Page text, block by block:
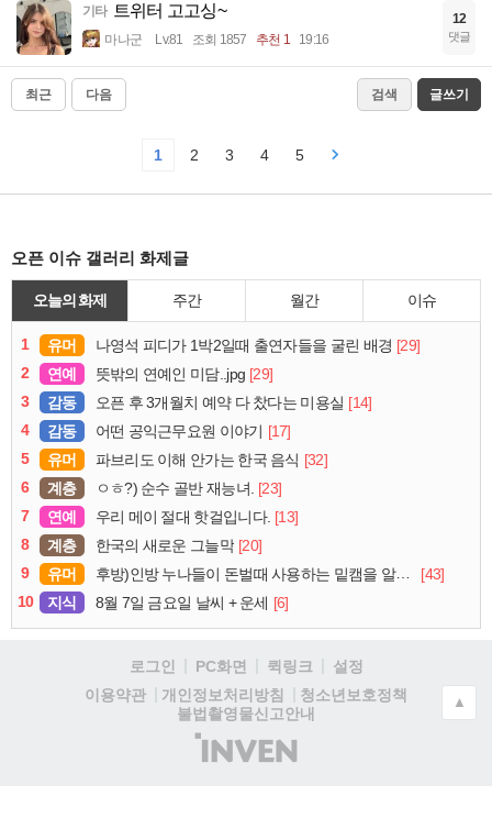
기타 트위터 고고싱~
마나군 Lv.81 조회 1857 추천 1 19:16
12
댓글
최근 다음 검색 글쓰기
1 2 3 4 5
오픈 이슈 갤러리 화제글
오늘의 화제 주간 월간 이슈
1 유머 나영석 피디가 1박2일때 출연자들을 굴린 배경 [29]
2
연예 뜻밖의 연예인 미담..jpg [29]
3
감동 오픈 후 3개월치 예약 다 찼다는 미용실 [14]
4
감동 어떤 공익근무요원 이야기 [17]
5
유머 파브리도 이해 안가는 한국 음식 [32]
6
계층 ㅇㅎ?) 순수 골반 재능녀. [23]
7
연예 우리 메이 절대 핫걸입니다. [13]
8
계층 한국의 새로운 그늘막 [20]
9
유머 후방)인방 누나들이 돈벌때 사용하는 밑캠을 알아보자
[43]
10
지식 8월 7일 금요일 날씨 + 운세 [6]
로그인 PC화면 퀵링크
설정
이용약관
개인정보처리방침
청소년보호정책
불법촬영물신고안내
(주)
인
▲